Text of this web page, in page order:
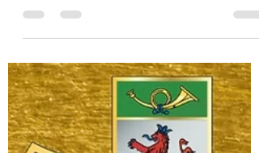
ACTIMAX, Planschemalöör und den
Schlebuschern eine Nacht, die im Januar 2026
unvergesslich wird!